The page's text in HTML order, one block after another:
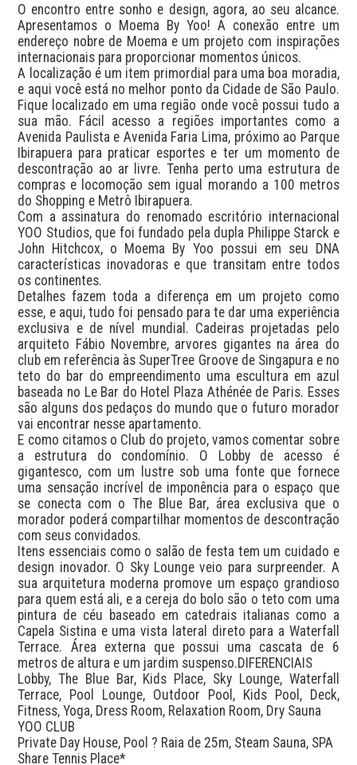
O encontro entre sonho e design, agora, ao seu alcance.
Apresentamos o Moema By Yoo! A conexão entre um
endereço nobre de Moema e um projeto com inspirações
internacionais para proporcionar momentos únicos.
A localização é um item primordial para uma boa moradia,
e aqui você está no melhor ponto da Cidade de São Paulo.
Fique localizado em uma região onde você possui tudo a
sua mão. Fácil acesso a regiões importantes como a
Avenida Paulista e Avenida Faria Lima, próximo ao Parque
Ibirapuera para praticar esportes e ter um momento de
descontração ao ar livre. Tenha perto uma estrutura de
compras e locomoção sem igual morando a 100 metros
do Shopping e Metrô Ibirapuera.
Com a assinatura do renomado escritório internacional
YOO Studios, que foi fundado pela dupla Philippe Starck e
John Hitchcox, o Moema By Yoo possui em seu DNA
características inovadoras e que transitam entre todos
os continentes.
Detalhes fazem toda a diferença em um projeto como
esse, e aqui, tudo foi pensado para te dar uma experiência
exclusiva e de nível mundial. Cadeiras projetadas pelo
arquiteto Fábio Novembre, arvores gigantes na área do
club em referência às SuperTree Groove de Singapura e no
teto do bar do empreendimento uma escultura em azul
baseada no Le Bar do Hotel Plaza Athénée de Paris. Esses
são alguns dos pedaços do mundo que o futuro morador
vai encontrar nesse apartamento.
E como citamos o Club do projeto, vamos comentar sobre
a estrutura do condomínio. O Lobby de acesso é
gigantesco, com um lustre sob uma fonte que fornece
uma sensação incrível de imponência para o espaço que
se conecta com o The Blue Bar, área exclusiva que o
morador poderá compartilhar momentos de descontração
com seus convidados.
Itens essenciais como o salão de festa tem um cuidado e
design inovador. O Sky Lounge veio para surpreender. A
sua arquitetura moderna promove um espaço grandioso
para quem está ali, e a cereja do bolo são o teto com uma
pintura de céu baseado em catedrais italianas como a
Capela Sistina e uma vista lateral direto para a Waterfall
Terrace. Área externa que possui uma cascata de 6
metros de altura e um jardim suspenso.DIFERENCIAIS
Lobby, The Blue Bar, Kids Place, Sky Lounge, Waterfall
Terrace, Pool Lounge, Outdoor Pool, Kids Pool, Deck,
Fitness, Yoga, Dress Room, Relaxation Room, Dry Sauna
YOO CLUB
Private Day House, Pool ? Raia de 25m, Steam Sauna, SPA
Share Tennis Place*